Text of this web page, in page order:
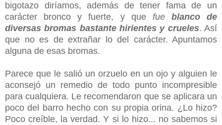
bigotazo diríamos, además de tener fama de un
carácter bronco y fuerte, y que fue blanco de
diversas bromas bastante hirientes y crueles. Así
que no es de extrañar lo del carácter. Apuntamos
alguna de esas bromas.
Parece que le salió un orzuelo en un ojo y alguien le
aconsejó un remedio de todo punto incompresible
para cualquiera. Le recomendaron que se aplicara un
poco del barro hecho con su propia orina. ¿Lo hizo?
Poco creíble, la verdad. Y si lo hizo... no sabemos si